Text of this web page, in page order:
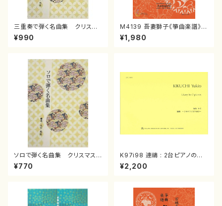
三重奏で弾く名曲集 クリスマ
スメドレー( 箏2/大平光美 編
曲/楽譜）
¥990
M4139 吾妻獅子《箏曲楽譜》
（箏/宮城道雄著・宮城宗家監修/
箏曲古典楽譜）
¥1,980
ソロで弾く名曲集 クリスマス・
イブ／恋人がサンタクロース(
箏独奏 /大平光美 編曲/楽
¥770
K97i98 連禱 : 2台ピアノのた
めの（2 Pianos / 菊池 幸夫 /
楽譜）
¥2,200